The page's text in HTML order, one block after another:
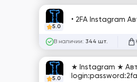
5.0
• 2FA Instagram
В наличии: 344 шт.
5.0
★ Instagram ★